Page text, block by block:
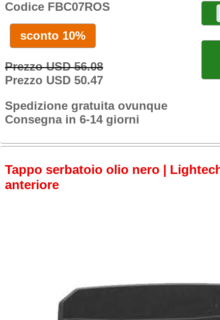
Codice FBC07ROS
sconto 10%
Prezzo USD 56.08
Prezzo USD 50.47
Spedizione gratuita ovunque
Consegna in 6-14 giorni
Tappo serbatoio olio nero |
anteriore